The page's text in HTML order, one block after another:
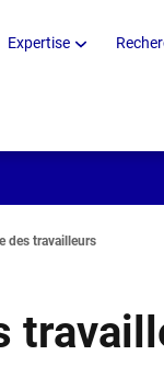
Expertise
des travailleurs